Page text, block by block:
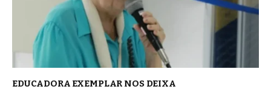
EDUCADORA EXEMPLAR NOS DEIXA